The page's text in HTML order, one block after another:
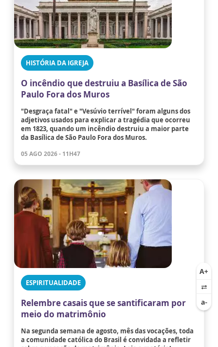
HISTÓRIA DA IGREJA
O incêndio que destruiu a Basílica de São
Paulo Fora dos Muros
"Desgraça fatal" e "Vesúvio terrível" foram alguns dos
adjetivos usados para explicar a tragédia que ocorreu
em 1823, quando um incêndio destruiu a maior parte
da Basílica de São Paulo Fora dos Muros.
05 AGO 2026 - 11H47
ESPIRITUALIDADE
Relembre casais que se santificaram por
meio do matrimônio
Na segunda semana de agosto, mês das vocações, toda
a comunidade católica do Brasil é convidada a refletir